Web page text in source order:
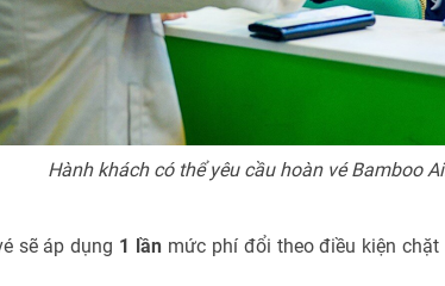
Hành khách có thể yêu cầu hoàn vé Bamboo
sẽ áp dụng 1 lần mức phí đổi theo điều kiện